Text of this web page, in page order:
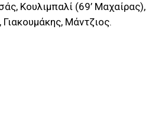
Κουλιμπαλί (69’ Μαχαίρας),
Μάντζιος.